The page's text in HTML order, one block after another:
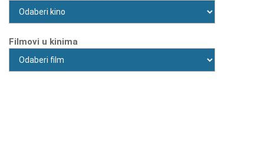
Filmovi u kinima